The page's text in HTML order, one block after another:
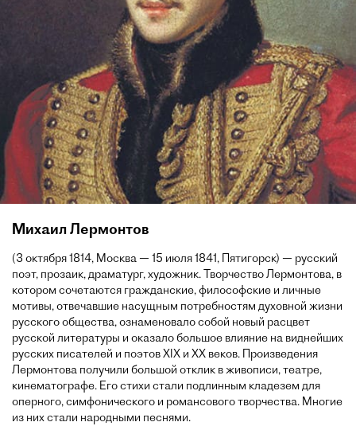
Михаил Лермонтов
(3 октября 1814, Москва — 15 июля 1841, Пятигорск) — русский
поэт, прозаик, драматург, художник. Творчество Лермонтова, в
котором сочетаются гражданские, философские и личные
мотивы, отвечавшие насущным потребностям духовной жизни
русского общества, ознаменовало собой новый расцвет
русской литературы и оказало большое влияние на виднейших
русских писателей и поэтов XIX и XX веков. Произведения
Лермонтова получили большой отклик в живописи, театре,
кинематографе. Его стихи стали подлинным кладезем для
оперного, симфонического и романсового творчества. Многие
из них стали народными песнями.